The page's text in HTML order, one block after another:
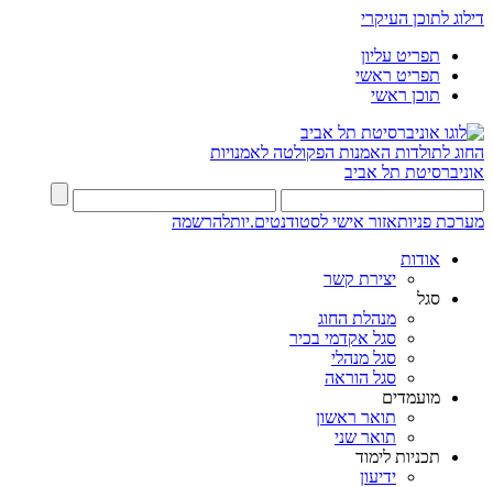
דילוג לתוכן העיקרי
תפריט עליון
תפריט ראשי
תוכן ראשי
החוג לתולדות האמנות הפקולטה לאמנויות
אוניברסיטת תל אביב
מערכת פניותאזור אישי לסטודנטים.יותלהרשמה
אודות
יצירת קשר
סגל
מנהלת החוג
סגל אקדמי בכיר
סגל מנהלי
סגל הוראה
מועמדים
תואר ראשון
תואר שני
תכניות לימוד
ידיעון